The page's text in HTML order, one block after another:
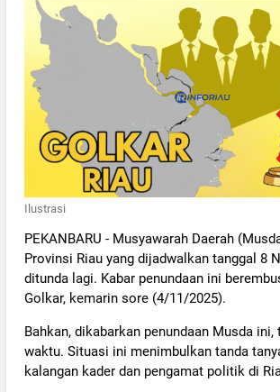
Ilustrasi
PEKANBARU - Musyawarah Daerah
Provinsi Riau yang dijadwalkan tanggal 8
ditunda lagi. Kabar penundaan ini
Golkar, kemarin sore (4/11/2025).
Bahkan, dikabarkan penundaan Musda
waktu. Situasi ini menimbulkan tanda
kalangan kader dan pengamat politik di